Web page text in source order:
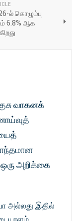
ல் கொழும்பு
6.8% ஆக
வாகனக்
அறிக்கை
அல்லது இதில்